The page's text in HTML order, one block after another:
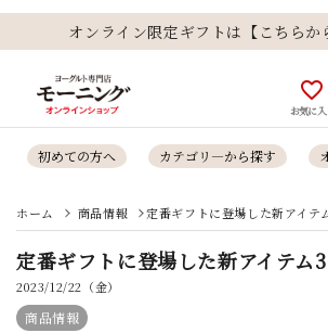
オンライン限定ギフトは【こちらか
favorite_outline
お気に入
初めての方へ カテゴリ―から探す
ホーム 商品情報 定番ギフトに登場した新アイテ
定番ギフトに登場した新アイテム3
2023/12/22（金）
商品情報